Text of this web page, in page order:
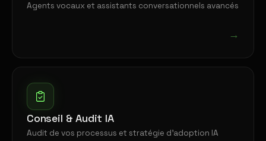
Agents vocaux et assistants conversationnels avancés
→
Conseil & Audit IA
Audit de vos processus et stratégie d'adoption IA